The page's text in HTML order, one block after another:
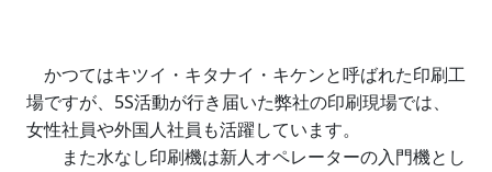
かつてはキツイ・キタナイ・キケンと呼ばれた印刷工
場ですが、5S活動が行き届いた弊社の印刷現場では、
女性社員や外国人社員も活躍しています。
また水なし印刷機は新人オペレーターの入門機とし